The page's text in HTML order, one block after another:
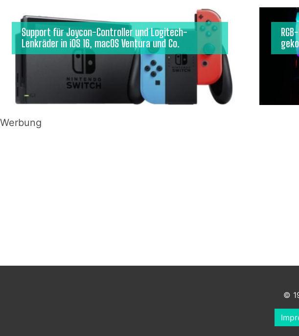
Support für Joycon-Controller und Logitech-
Lenkräder in iOS 16, macOS Ventura und Co.
Werbung
©